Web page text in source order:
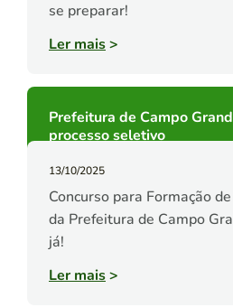
se preparar!
Ler mais>
Prefeitura de Campo
processo seletivo
13/10/2025
Concurso para Formação
da Prefeitura de Campo
já!
Ler mais>